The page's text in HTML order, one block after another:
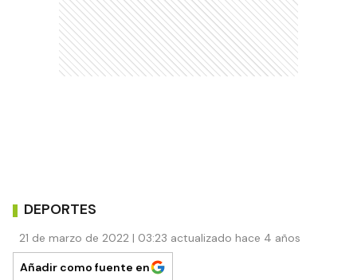
DEPORTES
21 de marzo de 2022 | 03:23 actualizado hace 4 años
Añadir como fuente en